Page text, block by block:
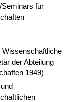
Seminars für
Wissenschaftliche
der Abteilung
1949)